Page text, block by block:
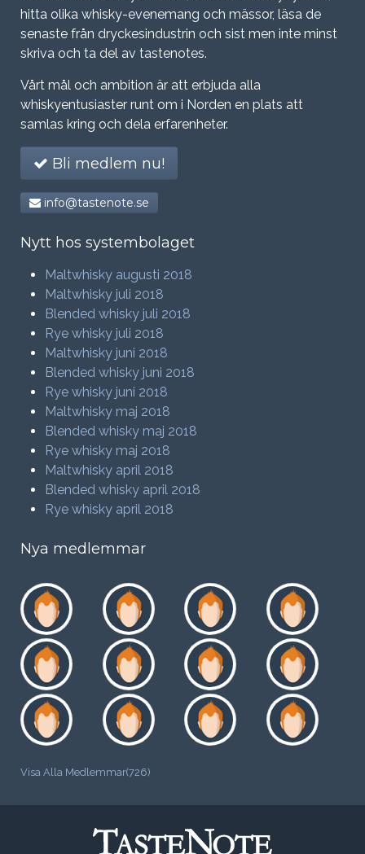
hitta olika whisky-evenemang och mässor, läsa de
senaste från dryckesindustrin och sist men inte minst
skriva och ta del av tastenotes.
Vårt mål och ambition är att erbjuda alla
whiskyentusiaster runt om i Norden en plats att
samlas kring och dela erfarenheter.
Bli medlem nu!
info@tastenote.se
Nytt hos systembolaget
Maltwhisky augusti 2018
Maltwhisky juli 2018
Blended whisky juli 2018
Rye whisky juli 2018
Maltwhisky juni 2018
Blended whisky juni 2018
Rye whisky juni 2018
Maltwhisky maj 2018
Blended whisky maj 2018
Rye whisky maj 2018
Maltwhisky april 2018
Blended whisky april 2018
Rye whisky april 2018
Nya medlemmar
Visa Alla Medlemmar(726)